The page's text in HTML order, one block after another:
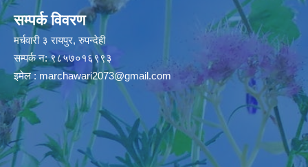
सम्पर्क विवरण
मर्चवारी ३ रायपुर, रुपन्देही
सम्पर्क न: ९८५७०१६९९३
इमेल : marchawari2073@gmail.com